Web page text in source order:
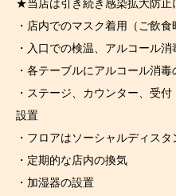
・店内でのマスク着用（ご飲食
・入口での検温、アルコール
・各テーブルにアルコール消毒
・ステージ、カウンター、受
設置
・フロアはソーシャルディス
・定期的な店内の換気
・加湿器の設置